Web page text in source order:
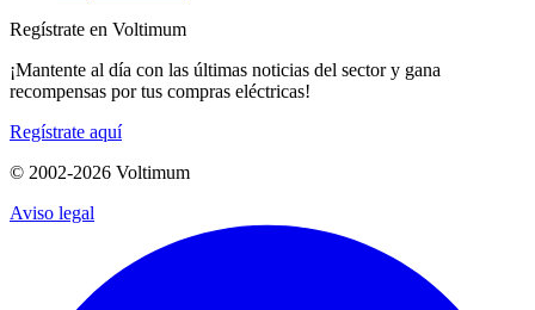
Regístrate en Voltimum
¡Mantente al día con las últimas noticias del sector y gana
recompensas por tus compras eléctricas!
Regístrate aquí
© 2002-2026 Voltimum
Aviso legal